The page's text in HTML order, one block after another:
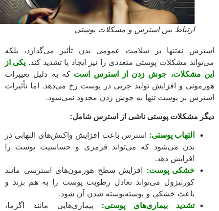
ارتباط بین استرس و مشکلات پوستی
نه‌تنها بر سلامت عمومی بدن تأثیر می‌گذارد، بلکه
مشکلات پوستی متعددی را نیز ایجاد یا تشدید کند.یکی از
مشکلات، جوش زدن از استرس است که به دلیل تغییرات
و افزایش تولید چربی در پوست رخ می‌دهد. اما تأثیرات
بر پوست تنها به جوش زدن محدود نمی‌شود.
مشکلات پوستی ناشی از استرس شامل:
التهاب پوستی: استرس باعث افزایش واکنش‌های التهابی در
بدن می‌شود که می‌تواند قرمزی و حساسیت پوست را
افزایش دهد.
خشکی پوست: افزایش سطح هورمون‌های استرسی مانند
کورتیزول می‌تواند تعادل رطوبت پوست را به هم بزند و
باعث خشکی و پوسته‌پوسته شدن آن شود.
تشدید بیماری‌های پوستی:بیماری‌هایی مانند اگزما،